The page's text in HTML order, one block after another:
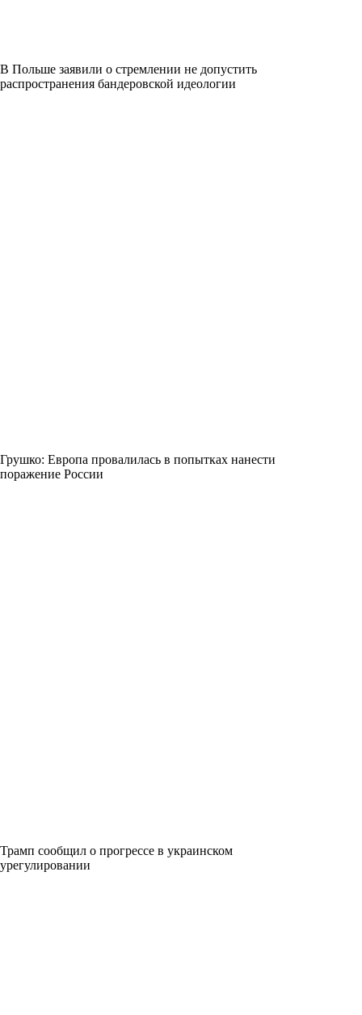
В Польше заявили о стремлении не допустить
распространения бандеровской идеологии
Грушко: Европа провалилась в попытках нанести
поражение России
Трамп сообщил о прогрессе в украинском
урегулировании